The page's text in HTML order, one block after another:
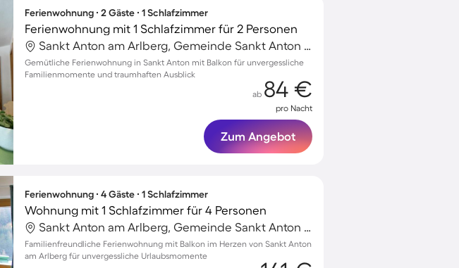
Ferienwohnung ∙ 2 Gäste ∙ 1 Schlafzimmer
Ferienwohnung mit 1 Schlafzimmer für 2 Personen
Sankt Anton am Arlberg, Gemeinde Sankt Anton am Arlberg, Österreich
Gemütliche Ferienwohnung in Sankt Anton mit Balkon für unvergessliche
Familienmomente und traumhaften Ausblick
ab 84 €
pro Nacht
Zum Angebot
Ferienwohnung ∙ 4 Gäste ∙ 1 Schlafzimmer
Wohnung mit 1 Schlafzimmer für 4 Personen
Sankt Anton am Arlberg, Gemeinde Sankt Anton am Arlberg, Österreich
Familienfreundliche Ferienwohnung mit Balkon im Herzen von Sankt Anton
am Arlberg für unvergessliche Urlaubsmomente